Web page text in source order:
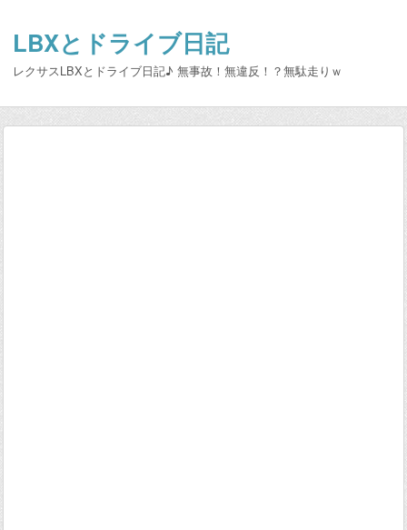
LBXとドライブ日記
レクサスLBXとドライブ日記♪ 無事故！無違反！？無駄走りｗ